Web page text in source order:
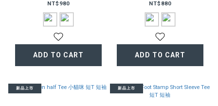
NT$980
ADD TO CART
NT$880
ADD TO CART
新品上市 新品上市